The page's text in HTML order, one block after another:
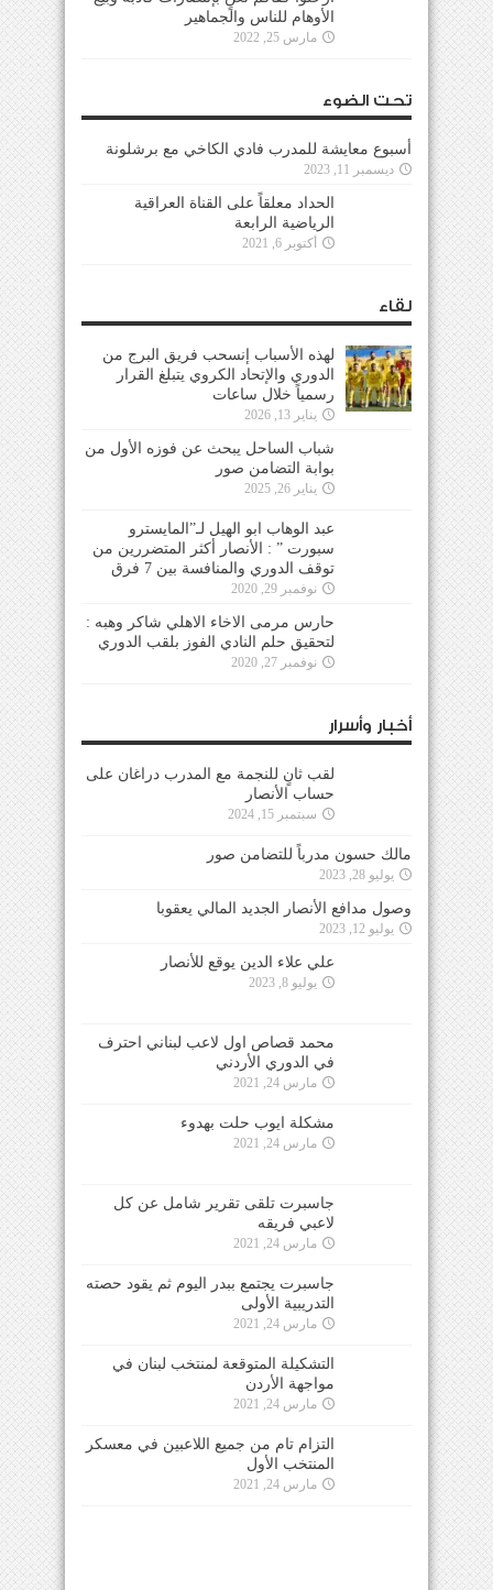
الأوهام للناس والجماهير
مارس 25, 2022
تحت الضوء
أسبوع معايشة للمدرب فادي الكاخي مع برشلونة
ديسمبر 11, 2023
الحداد معلقاً على القناة العراقية
الرياضية الرابعة
أكتوبر 6, 2021
لقاء
لهذه الأسباب إنسحب فريق البرج من
الدوري والإتحاد الكروي يتبلغ القرار
رسمياً خلال ساعات
يناير 13, 2026
شباب الساحل يبحث عن فوزه الأول من
بوابة التضامن صور
يناير 26, 2025
عبد الوهاب ابو الهيل لـ”المايسترو
سبورت ” : الأنصار أكثر المتضررين من
توقف الدوري والمنافسة بين 7 فرق
نوفمبر 29, 2020
حارس مرمى الاخاء الاهلي شاكر وهبه :
لتحقيق حلم النادي الفوز بلقب الدوري
نوفمبر 27, 2020
أخبار وأسرار
لقب ثانٍ للنجمة مع المدرب دراغان على
حساب الأنصار
سبتمبر 15, 2024
مالك حسون مدرباً للتضامن صور
يوليو 28, 2023
وصول مدافع الأنصار الجديد المالي يعقوبا
يوليو 12, 2023
علي علاء الدين يوقع للأنصار
يوليو 8, 2023
محمد قصاص اول لاعب لبناني احترف
في الدوري الأردني
مارس 24, 2021
مشكلة ايوب حلت بهدوء
مارس 24, 2021
جاسبرت تلقى تقرير شامل عن كل
لاعبي فريقه
مارس 24, 2021
جاسبرت يجتمع ببدر اليوم ثم يقود حصته
التدريبية الأولى
مارس 24, 2021
التشكيلة المتوقعة لمنتخب لبنان في
مواجهة الأردن
مارس 24, 2021
التزام تام من جميع اللاعبين في معسكر
المنتخب الأول
مارس 24, 2021